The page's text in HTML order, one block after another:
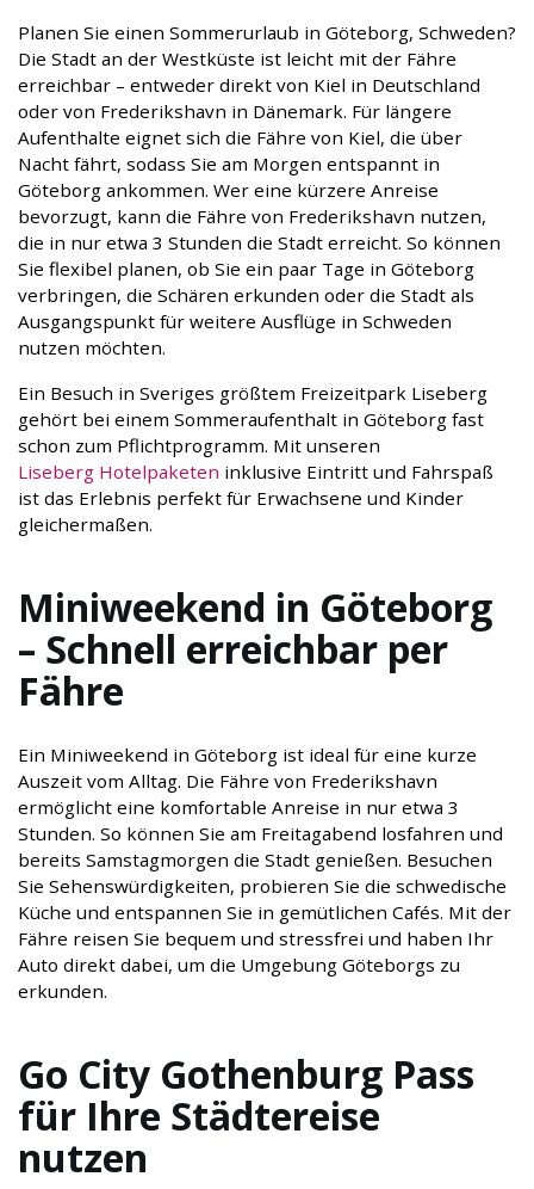
Planen Sie einen Sommerurlaub in Göteborg, Schweden?
Die Stadt an der Westküste ist leicht mit der Fähre
erreichbar – entweder direkt von Kiel in Deutschland
oder von Frederikshavn in Dänemark. Für längere
Aufenthalte eignet sich die Fähre von Kiel, die über
Nacht fährt, sodass Sie am Morgen entspannt in
Göteborg ankommen. Wer eine kürzere Anreise
bevorzugt, kann die Fähre von Frederikshavn nutzen,
die in nur etwa 3 Stunden die Stadt erreicht. So können
Sie flexibel planen, ob Sie ein paar Tage in Göteborg
verbringen, die Schären erkunden oder die Stadt als
Ausgangspunkt für weitere Ausflüge in Schweden
nutzen möchten.
Ein Besuch in Sveriges größtem Freizeitpark Liseberg
gehört bei einem Sommeraufenthalt in Göteborg fast
schon zum Pflichtprogramm. Mit unseren
Liseberg Hotelpaketen inklusive Eintritt und Fahrspaß
ist das Erlebnis perfekt für Erwachsene und Kinder
gleichermaßen.
Miniweekend in Göteborg
– Schnell erreichbar per
Fähre
Ein Miniweekend in Göteborg ist ideal für eine kurze
Auszeit vom Alltag. Die Fähre von Frederikshavn
ermöglicht eine komfortable Anreise in nur etwa 3
Stunden. So können Sie am Freitagabend losfahren und
bereits Samstagmorgen die Stadt genießen. Besuchen
Sie Sehenswürdigkeiten, probieren Sie die schwedische
Küche und entspannen Sie in gemütlichen Cafés. Mit der
Fähre reisen Sie bequem und stressfrei und haben Ihr
Auto direkt dabei, um die Umgebung Göteborgs zu
erkunden.
Go City Gothenburg Pass
für Ihre Städtereise
nutzen